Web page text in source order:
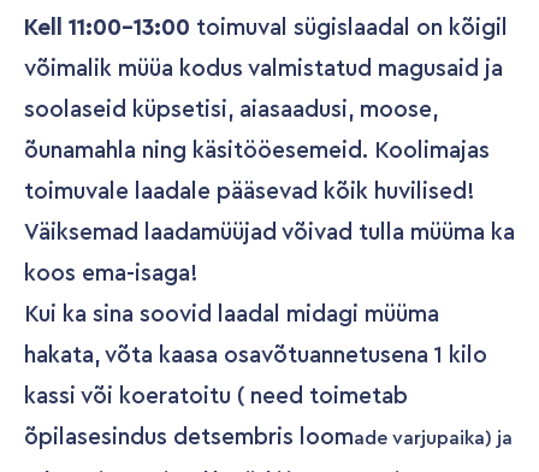
Kell 11:00-13:00 toimuval sügislaadal on kõigil
võimalik müüa kodus valmistatud magusaid ja
soolaseid küpsetisi, aiasaadusi, moose,
õunamahla ning käsitööesemeid. Koolimajas
toimuvale laadale pääsevad kõik huvilised!
Väiksemad laadamüüjad võivad tulla müüma ka
koos ema-isaga!
Kui ka sina soovid laadal midagi müüma
hakata, võta kaasa osavõtuannetusena 1 kilo
kassi või koeratoitu ( need toimetab
õpilasesindus detsembris loomade varjupaika) ja